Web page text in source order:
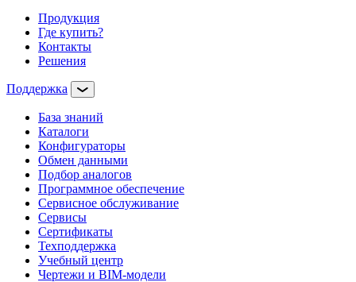
Продукция
Где купить?
Контакты
Решения
Поддержка
База знаний
Каталоги
Конфигураторы
Обмен данными
Подбор аналогов
Программное обеспечение
Сервисное обслуживание
Сервисы
Сертификаты
Техподдержка
Учебный центр
Чертежи и BIM-модели